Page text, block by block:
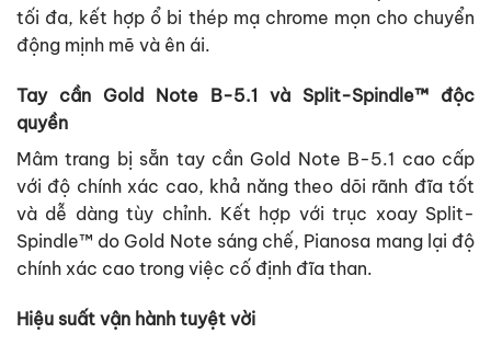
tối đa, kết hợp ổ bi thép mạ chrome mọn cho chuyển
động mịnh mẽ và ên ái.
Tay cần Gold Note B-5.1 và Split-Spindle™ độc
quyền
Mâm trang bị sẵn tay cần Gold Note B-5.1 cao cấp
với độ chính xác cao, khả năng theo dõi rãnh đĩa tốt
và dễ dàng tùy chỉnh. Kết hợp với trục xoay Split-
Spindle™ do Gold Note sáng chế, Pianosa mang lại độ
chính xác cao trong việc cố định đĩa than.
Hiệu suất vận hành tuyệt vời